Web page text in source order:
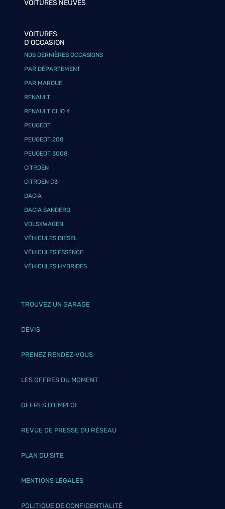
VOITURES NEUVES
VOITURES
D'OCCASION
NOS DERNIÈRES OCCASIONS
PAR DÉPARTEMENT
PAR MARQUE
RENAULT
RENAULT CLIO 4
PEUGEOT
PEUGEOT 208
PEUGEOT 3008
CITROËN
CITROËN C3
DACIA
DACIA SANDERO
VOLSKWAGEN
VÉHICULES DIESEL
VÉHICULES ESSENCE
VÉHICULES HYBRIDES
TROUVEZ UN GARAGE
DEVIS
PRENEZ RENDEZ-VOUS
LES OFFRES DU MOMENT
OFFRES D’EMPLOI
REVUE DE PRESSE DU RÉSEAU
PLAN DU SITE
MENTIONS LÉGALES
POLITIQUE DE CONFIDENTIALITÉ